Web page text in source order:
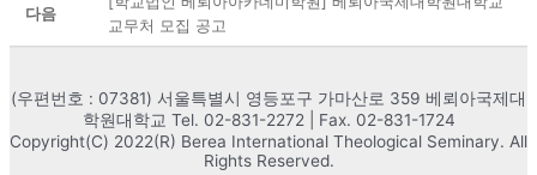
다음
교무처 모집 공고
(우편번호 : 07381) 서울특별시 영등포구 가마산로 359 베뢰아국제대
학원대학교 Tel. 02-831-2272 | Fax. 02-831-1724
Copyright(C) 2022(R) Berea International Theological Seminary. All
Rights Reserved.